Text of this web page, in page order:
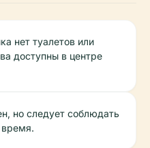
нет туалетов или
доступны в центре
но следует соблюдать
время.